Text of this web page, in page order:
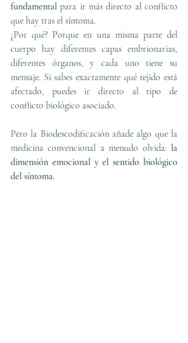
fundamental para ir más directo al conflicto
que hay tras el síntoma.
¿Por qué? Porque en una misma parte del
cuerpo hay diferentes capas embrionarias,
diferentes órganos, y cada uno tiene su
mensaje. Si sabes exactamente qué tejido está
afectado, puedes ir directo al tipo de
conflicto biológico asociado.
Pero la Biodescodificación añade algo que la
medicina convencional a menudo olvida: la
dimensión emocional y el sentido biológico
del síntoma.